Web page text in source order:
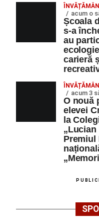
acum o
Școala
s-a
au
carieră
acum 3
O nouă
elevei
la
„Lucian
Premiul